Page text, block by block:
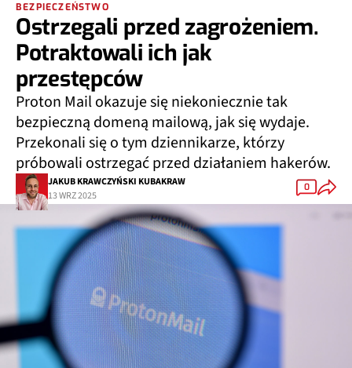
BEZPIECZEŃSTWO
Ostrzegali przed zagrożeniem.
Potraktowali ich jak
przestępców
Proton Mail okazuje się niekoniecznie tak
bezpieczną domeną mailową, jak się wydaje.
Przekonali się o tym dziennikarze, którzy
próbowali ostrzegać przed działaniem hakerów.
JAKUB KRAWCZYŃSKI KUBAKRAW
13 WRZ 2025
0